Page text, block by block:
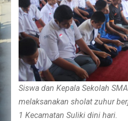
Siswa dan Kepala Sekolah
melaksanakan sholat zuhur
1 Kecamatan Suliki dini hari.